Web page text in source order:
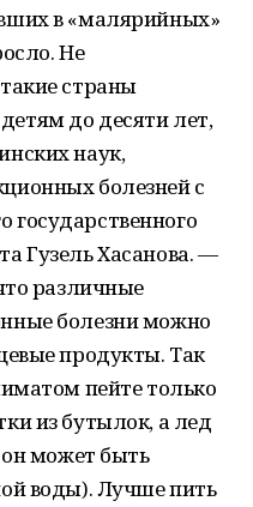
в «малярийных»
Не
страны
до десяти лет,
наук,
болезней с
Гузель Хасанова. —
различные
болезни можно
продукты. Так
пейте только
из бутылок, а лед
может быть
воды). Лучше пить